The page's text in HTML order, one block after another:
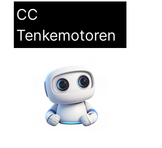
CC
Tenkemotoren